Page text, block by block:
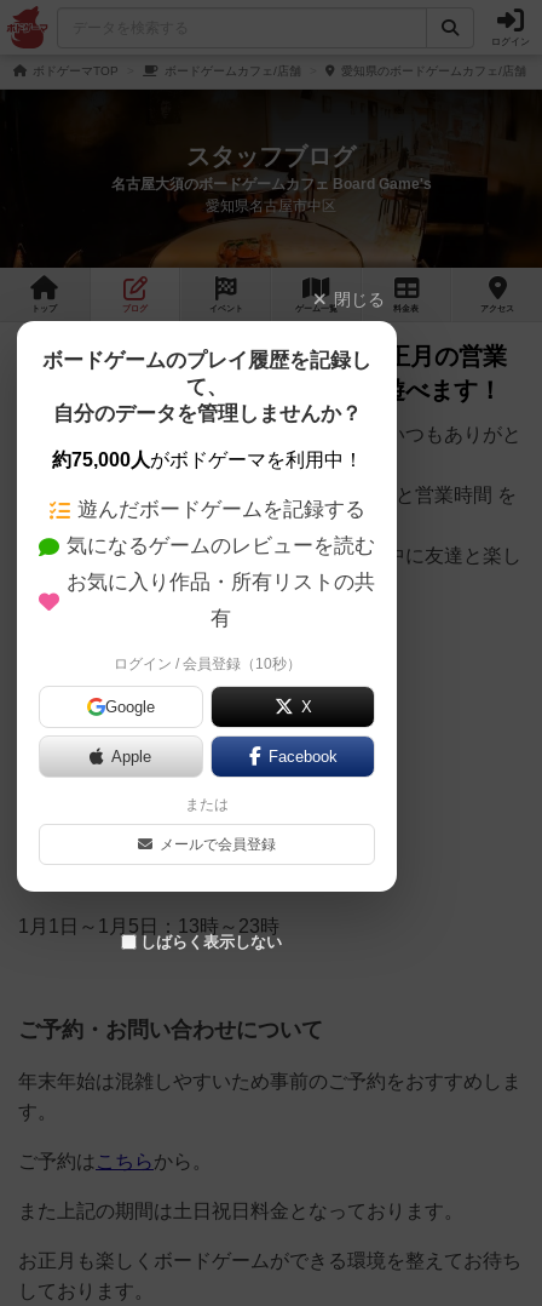
ログイン
ボドゲーマTOP ボードゲームカフェ/店舗 愛知県のボードゲームカフェ/店舗
スタッフブログ
名古屋大須のボードゲームカフェ Board Game's
愛知県名古屋市中区
トップ ブログ イベント ゲーム一覧 料金 表 アクセス
【ボードゲームカフェ】2025年お正月の営業
日・営業時間まとめ｜年末年始も遊べます！
ボードゲームカフェをお探しのみなさま、いつもありがと
うございます。
当店の 2025年お正月（年末年始）の営業日と営業時間 を
まとめました。
「正月にボードゲームで遊びたい」「帰省中に友達と楽し
みたい」
という方は、ぜひ参考にしてください。
年末の営業スケジュール
12月27日～12月31日：13時～23時
お正月の営業スケジュール
1月1日～1月5日：13時～23時
ご予約・お問い合わせについて
年末年始は混雑しやすいため事前のご予約をおすすめしま
す。
ご予約は こちらから。
また上記の期間は土日祝日料金となっております。
お正月も楽しくボードゲームができる環境を整えてお待ち
しております。
閉じる
ボードゲームのプレイ履歴を記録し
て、
自分のデータを管理しませんか？
約75,000人がボドゲーマを利用中！
遊んだボードゲームを記録する
気になるゲームのレビューを読む
お気に入り作品・所有リストの共
有
ログイン / 会員登録（10秒）
Google X
Apple Facebook
または
メールで会員登録
しばらく表示しない